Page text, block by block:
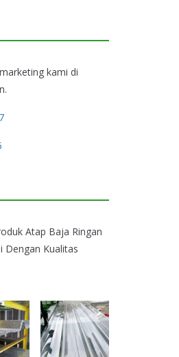
kami di
Atap Baja Ringan
Dengan Kualitas